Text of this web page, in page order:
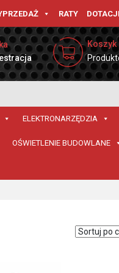
RATY
Koszyk
ELEKTRONARZĘDZIA
OŚWIETLENIE BUDOWLANE